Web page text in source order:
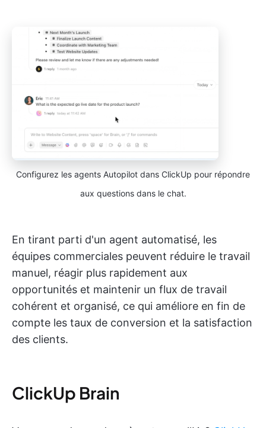
Configurez les agents Autopilot dans ClickUp pour répondre
aux questions dans le chat.
En tirant parti d'un agent automatisé, les
équipes commerciales peuvent réduire le travail
manuel, réagir plus rapidement aux
opportunités et maintenir un flux de travail
cohérent et organisé, ce qui améliore en fin de
compte les taux de conversion et la satisfaction
des clients.
ClickUp Brain